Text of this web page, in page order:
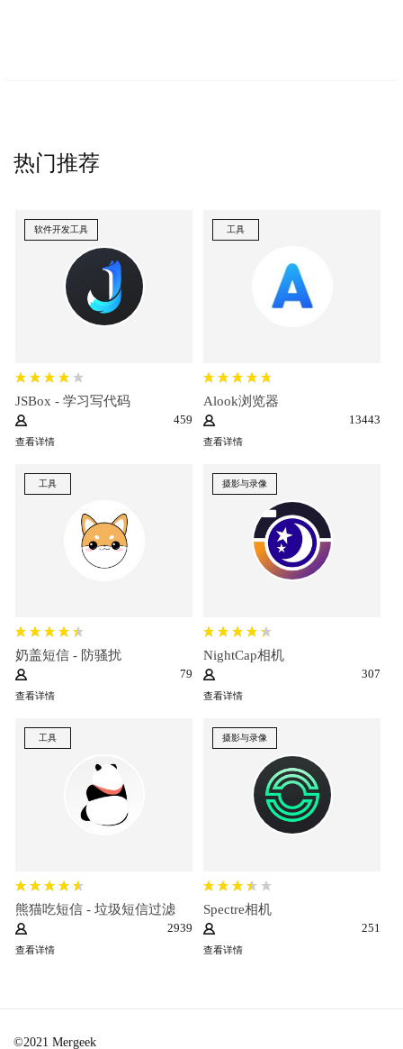
热门推荐
软件开发工具
JSBox - 学习写代码
459
查看详情
工具
Alook浏览器
13443
查看详情
工具
奶盖短信 - 防骚扰
79
查看详情
摄影与录像
NightCap相机
307
查看详情
工具
熊猫吃短信 - 垃圾短信过滤
2939
查看详情
摄影与录像
Spectre相机
251
查看详情
©2021 Mergeek